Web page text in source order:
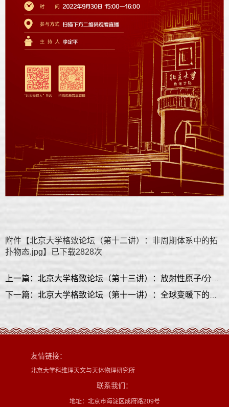
附件【北京大学格致论坛（第十二讲）：非周期体系中的拓
扑物态.jpg】已下载2828次
友情链接：
北京大学科维理天文与天体物理研究所
联系我们：
地址：北京市海淀区成府路209号